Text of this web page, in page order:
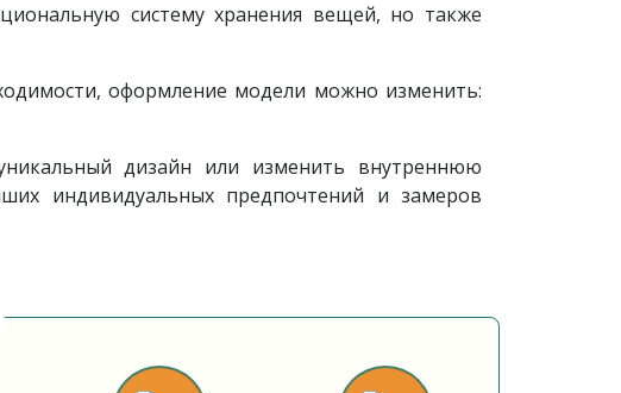
систему хранения вещей, но также
оформление модели можно изменить:
дизайн или изменить внутреннюю
индивидуальных предпочтений и замеров